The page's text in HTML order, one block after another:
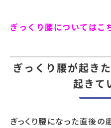
ぎっくり腰についてはこ
ぎっくり腰が起き
起きて
ぎっくり腰になった直後の